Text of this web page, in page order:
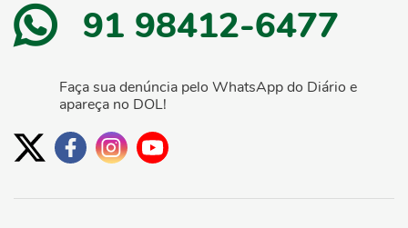
91 98412-6477
Faça sua denúncia pelo WhatsApp do Diário e
apareça no DOL!